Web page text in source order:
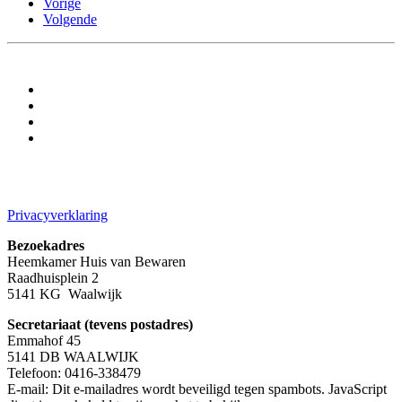
Volgende
Privacyverklaring
Bezoekadres
Heemkamer Huis van Bewaren
Raadhuisplein 2
5141 KG Waalwijk
Secretariaat (tevens postadres)
Emmahof 45
5141 DB WAALWIJK
Telefoon: 0416-338479
E-mail: Dit e-mailadres wordt beveiligd tegen spambots. JavaScript